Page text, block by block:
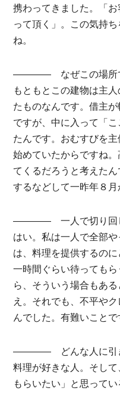
携わってきました。「
って頂く」。この気持
ね。
———— なぜこの場所で
もともとこの建物は主
たものなんです。借主
ですが、中に入って「
たんです。おむすびを
始めていたからですね
てくるだろうと考えた
するなどして一昨年８月
———— 一人で切り回
はい。私は一人で全部
は、料理を提供するの
一時間ぐらい待っても
ら、そういう場合もあ
え。それでも、不平や
んでした。有難いことで
———— どんな人に引き
料理が好きな人。そし
もらいたい」と思って